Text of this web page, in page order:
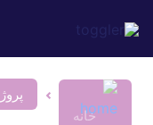
خانه